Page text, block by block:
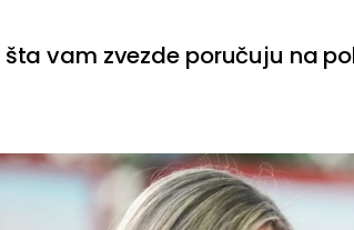
vam zvezde poručuju na